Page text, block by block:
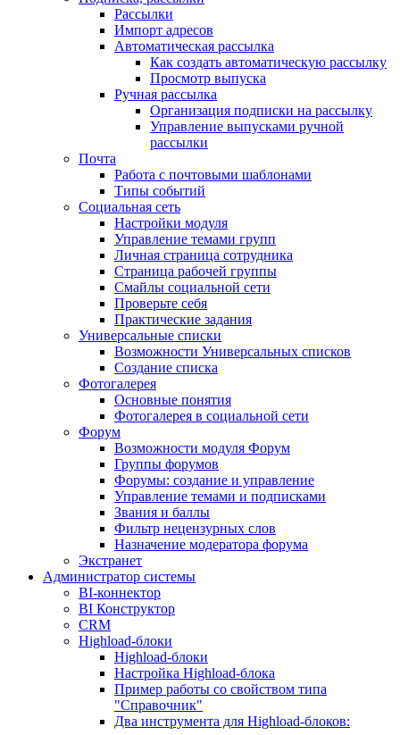
Рассылки
Импорт адресов
Автоматическая рассылка
Как создать автоматическую рассылку
Просмотр выпуска
Ручная рассылка
Организация подписки на рассылку
Управление выпусками ручной
рассылки
Почта
Работа с почтовыми шаблонами
Типы событий
Социальная сеть
Настройки модуля
Управление темами групп
Личная страница сотрудника
Страница рабочей группы
Смайлы социальной сети
Проверьте себя
Практические задания
Универсальные списки
Возможности Универсальных списков
Создание списка
Фотогалерея
Основные понятия
Фотогалерея в социальной сети
Форум
Возможности модуля Форум
Группы форумов
Форумы: создание и управление
Управление темами и подписками
Звания и баллы
Фильтр нецензурных слов
Назначение модератора форума
Экстранет
Администратор системы
BI-коннектор
BI Конструктор
CRM
Highload-блоки
Highload-блоки
Настройка Highload-блока
Пример работы со свойством типа
"Справочник"
Два инструмента для Highload-блоков: